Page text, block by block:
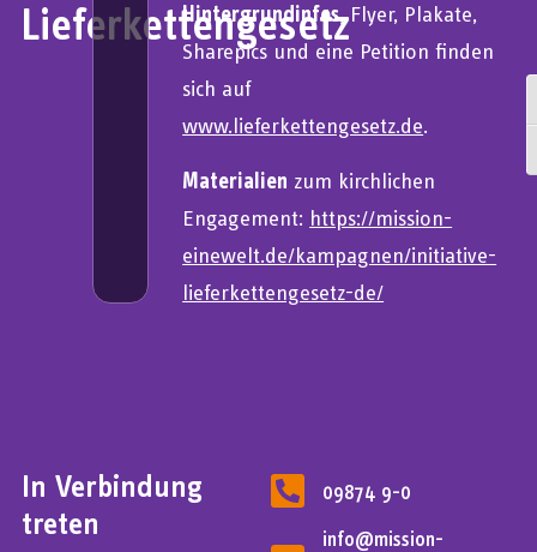
Lieferkettengesetz
Hintergrundinfos, Flyer, Plakate,
Sharepics und eine Petition finden
sich auf
www.lieferkettengesetz.de.
Materialien zum kirchlichen
Engagement: https://mission-
einewelt.de/kampagnen/initiative-
lieferkettengesetz-de/
In Verbindung
treten
09874 9-0
info@mission-